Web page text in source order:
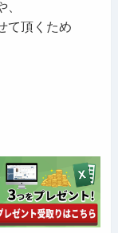
て頂くため